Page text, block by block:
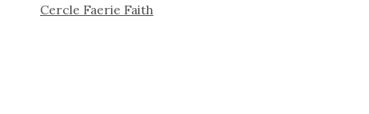
Cercle Faerie Faith